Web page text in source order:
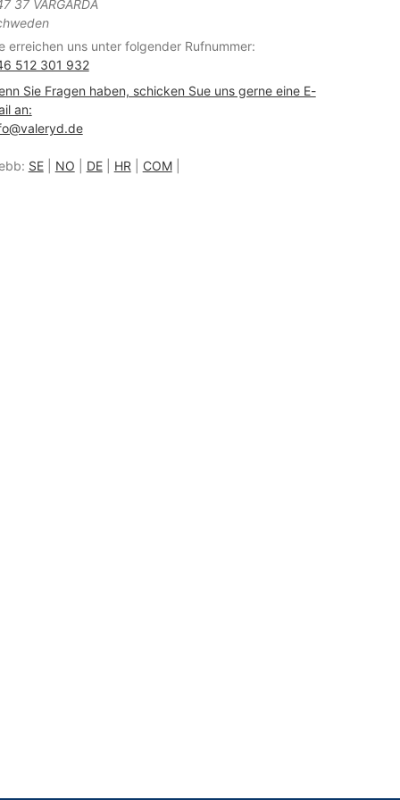
37 VÅRGÅRDA
erreichen uns unter folgender Rufnummer:
512 301 932
Sie Fragen haben, schicken Sue uns gerne eine E-
an:
SE| NO DE| HR COM|